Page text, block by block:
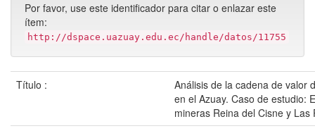
Por favor, use este identificador para citar o enlazar este
ítem:
http://dspace.uazuay.edu.ec/handle/datos/11755
Título :
Análisis de la cadena de valor
en el Azuay. Caso de estudio:
mineras Reina del Cisne y Las